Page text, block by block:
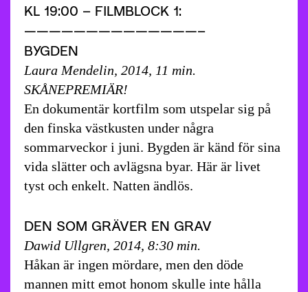
KL 19:00 – FILMBLOCK 1:
——————————————–
BYGDEN
Laura Mendelin, 2014, 11 min.
SKÅNEPREMIÄR!
En dokumentär kortfilm som utspelar sig på
den finska västkusten under några
sommarveckor i juni. Bygden är känd för sina
vida slätter och avlägsna byar. Här är livet
tyst och enkelt. Natten ändlös.
DEN SOM GRÄVER EN GRAV
Dawid Ullgren, 2014, 8:30 min.
Håkan är ingen mördare, men den döde
mannen mitt emot honom skulle inte hålla